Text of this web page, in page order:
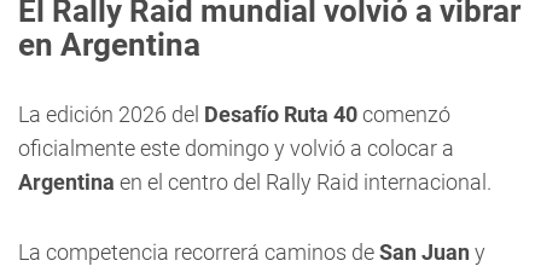
El Rally Raid mundial volvió a vibrar
en Argentina
La edición 2026 del Desafío Ruta 40comenzó
oficialmente este domingo y volvió a colocar a
Argentina en el centro del Rally Raid internacional.
La competencia recorrerá caminos deSan Juan y